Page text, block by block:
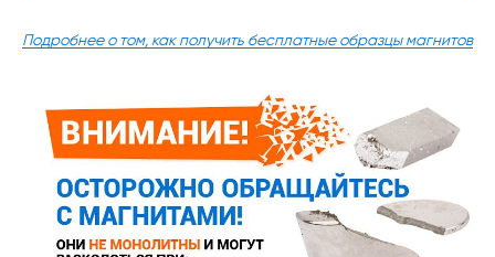
Подробнее о том, как получить бесплатные образцы магнитов